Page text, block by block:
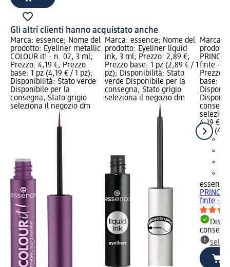
Gli altri clienti hanno acquistato anche
Marca: essence; Nome del
prodotto: Eyeliner metallic
COLOUR it! - n. 02, 3 ml;
Prezzo: 4,19 €; Prezzo
base: 1 pz (4,19 € / 1 pz);
Disponibilità: Stato verde
Disponibile per la
consegna, Stato grigio
seleziona il negozio dm
Marca: essence; Nome del
prodotto: Eyeliner liquid
ink, 3 ml; Prezzo: 2,89 €;
Prezzo base: 1 pz (2,89 € / 1
pz); Disponibilità: Stato
verde Disponibile per la
consegna, Stato grigio
seleziona il negozio dm
Marca:
finte -
Prezzo:
base: 1
4,19 €
1 pz
essence
finte -...,